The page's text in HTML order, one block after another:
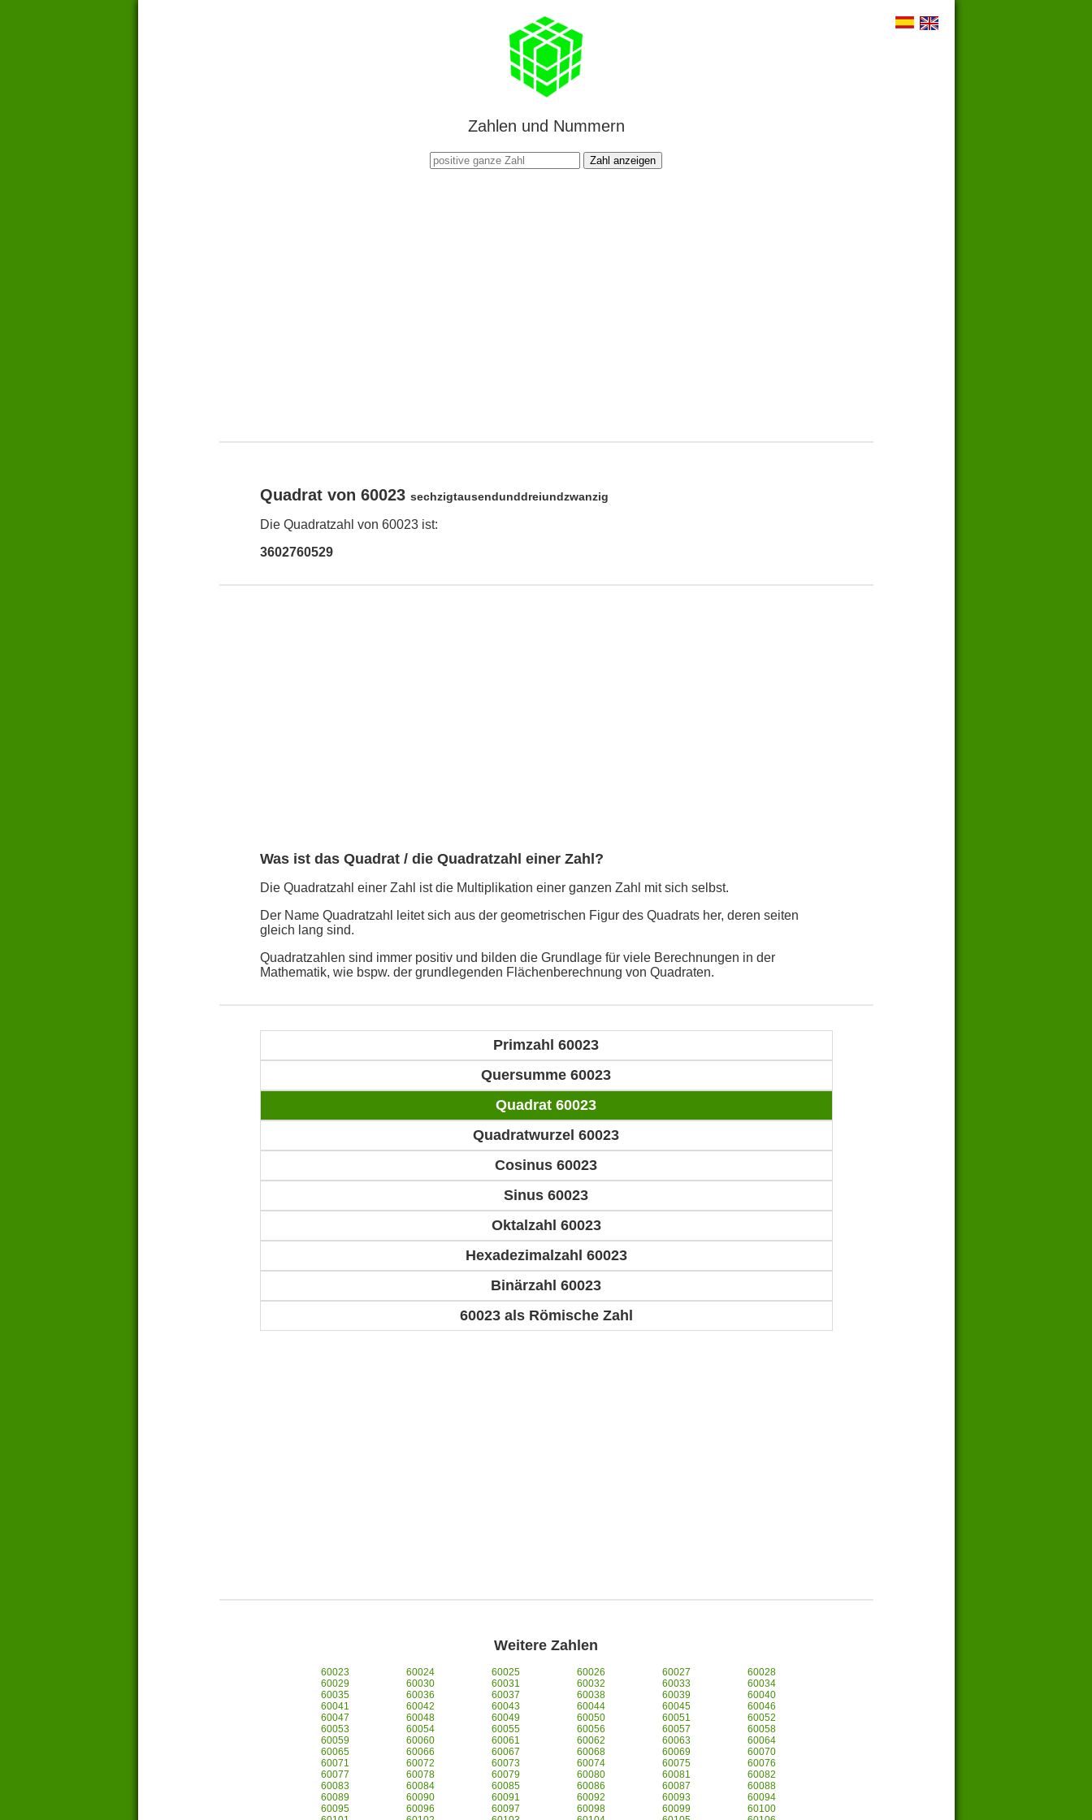
Zahlen und Nummern
Zahl anzeigen
Quadrat von 60023 sechzigtausendunddreiundzwanzig
Die Quadratzahl von 60023 ist:
3602760529
Was ist das Quadrat / die Quadratzahl einer Zahl?
Die Quadratzahl einer Zahl ist die Multiplikation einer ganzen Zahl mit sich selbst.
Der Name Quadratzahl leitet sich aus der geometrischen Figur des Quadrats her, deren seiten
gleich lang sind.
Quadratzahlen sind immer positiv und bilden die Grundlage für viele Berechnungen in der
Mathematik, wie bspw. der grundlegenden Flächenberechnung von Quadraten.
Primzahl 60023
Quersumme 60023
Quadrat 60023
Quadratwurzel 60023
Cosinus 60023
Sinus 60023
Oktalzahl 60023
Hexadezimalzahl 60023
Binärzahl 60023
60023 als Römische Zahl
Weitere Zahlen
60023 60024 60025 60026 60027
60028
60029
60030 60031 60032 60033
60034
60035
60036 60037 60038 60039
60040
60041
60042 60043 60044 60045
60046
60047
60048 60049 60050 60051
60052
60053
60054 60055 60056 60057
60058
60059
60060 60061 60062 60063
60064
60065
60066 60067 60068 60069
60070
60071
60072 60073 60074 60075
60076
60077
60078 60079 60080 60081
60082
60083
60084 60085 60086 60087
60088
60089
60090 60091 60092 60093
60094
60095
60096 60097 60098 60099
60100